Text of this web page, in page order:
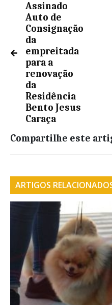
Assinado
Auto de
Consignação
da
empreitada
para a
renovação
da
Residência
Bento Jesus
Caraça
Compartilhe este
ARTIGOS